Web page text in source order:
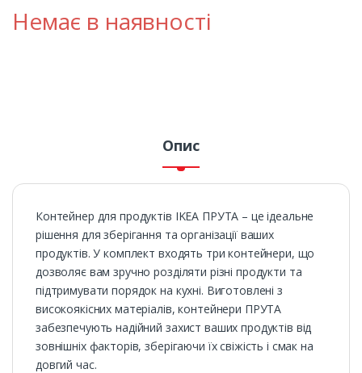
Немає в наявності
Опис
Контейнер для продуктів IKEA ПРУТА – це ідеальне
рішення для зберігання та організації ваших
продуктів. У комплект входять три контейнери, що
дозволяє вам зручно розділяти різні продукти та
підтримувати порядок на кухні. Виготовлені з
високоякісних матеріалів, контейнери ПРУТА
забезпечують надійний захист ваших продуктів від
зовнішніх факторів, зберігаючи їх свіжість і смак на
довгий час.